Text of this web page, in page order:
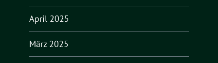
April 2025
März 2025